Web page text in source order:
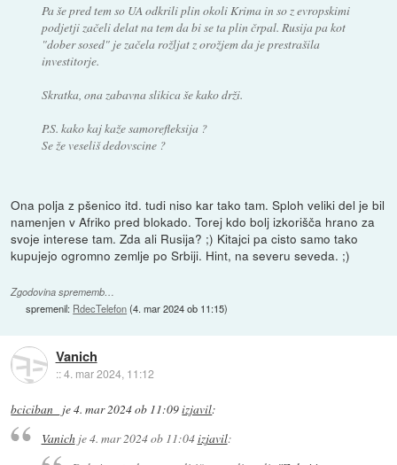
Pa še pred tem so UA odkrili plin okoli Krima in so z evropskimi
podjetji začeli delat na tem da bi se ta plin črpal. Rusija pa kot
"dober sosed" je začela rožljat z orožjem da je prestrašila
investitorje.
Skratka, ona zabavna slikica še kako drži.
P.S. kako kaj kaže samorefleksija ?
Se že veseliš dedovscine ?
Ona polja z pšenico itd. tudi niso kar tako tam. Sploh veliki del je bil
namenjen v Afriko pred blokado. Torej kdo bolj izkorišča hrano za
svoje interese tam. Zda ali Rusija? ;) Kitajci pa cisto samo tako
kupujejo ogromno zemlje po Srbiji. Hint, na severu seveda. ;)
Zgodovina sprememb…
spremenil: RdecTelefon(4. mar 2024 ob 11:15)
Vanich
::4. mar 2024, 11:12
bciciban_ je4. mar 2024 ob 11:09izjavil:
Vanichje4. mar 2024 ob 11:04izjavil: